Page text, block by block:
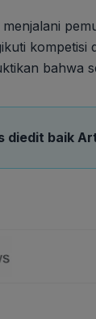
bahwa
diedit baik